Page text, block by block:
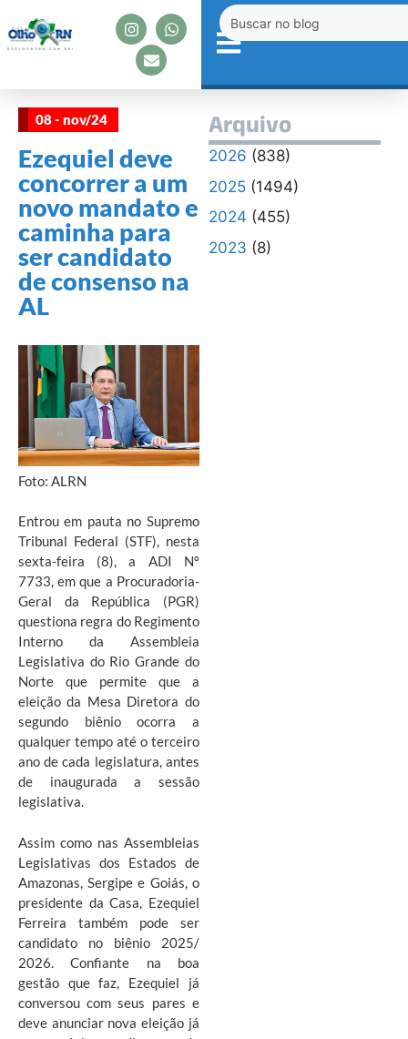
08 - nov/24
Ezequiel deve
concorrer a um
novo mandato e
caminha para
ser candidato
de consenso na
AL
Foto: ALRN
Entrou em pauta no Supremo
Tribunal Federal (STF), nesta
sexta-feira (8), a ADI Nº
7733, em que a Procuradoria-
Geral da República (PGR)
questiona regra do Regimento
Interno da Assembleia
Legislativa do Rio Grande do
Norte que permite que a
eleição da Mesa Diretora do
segundo biênio ocorra a
qualquer tempo até o terceiro
ano de cada legislatura, antes
de inaugurada a sessão
legislativa.
Assim como nas Assembleias
Legislativas dos Estados de
Amazonas, Sergipe e Goiás, o
presidente da Casa, Ezequiel
Ferreira também pode ser
candidato no biênio 2025/
2026. Confiante na boa
gestão que faz, Ezequiel já
conversou com seus pares e
deve anunciar nova eleição já
Arquivo
2026 (838)
2025(1494)
2024 (455)
2023 (8)